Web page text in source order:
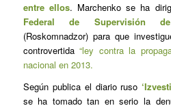
entre ellos. Marchenko se ha
Federal de Supervisión
(Roskomnadzor) para que
controvertida“ley contra la
nacional en 2013.
Según publica el diario ruso
se ha tomado tan en serio la